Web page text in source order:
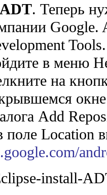
ADT. Теперь
Google.
в меню
на
Add
поле Location